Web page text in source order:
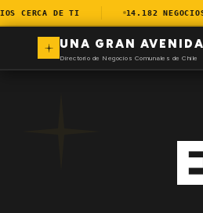
CERCA DE TI 14.182 NEGOCIOS
UNA GRAN AVENIDA
Directorio de Negocios Comunales de Chile